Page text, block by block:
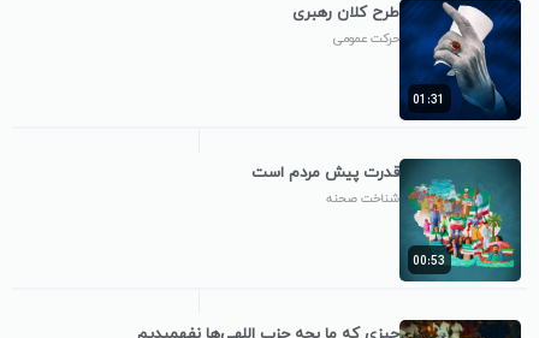
01:31
طرح کلان رهبری
حرکت عمومی
00:53
قدرت پیش مردم است
شناخت صحنه